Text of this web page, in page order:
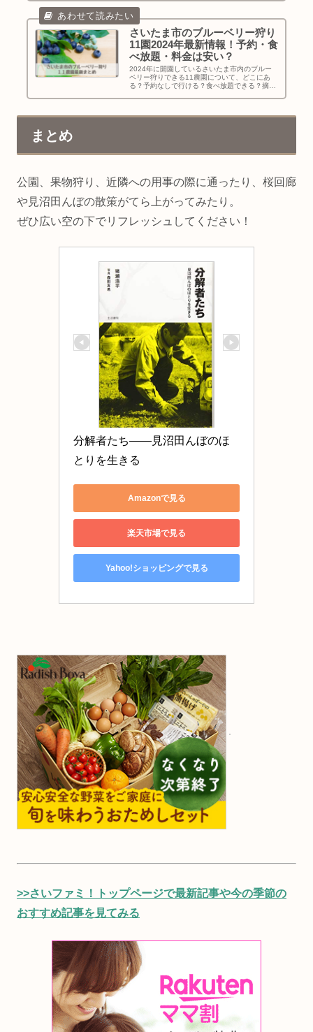
さいたま市のブルーベリー狩り
11園2024年最新情報！予約・食
べ放題・料金は安い？
2024年に開園しているさいたま市内のブルー
ベリー狩りできる11農園について、どこにあ
る？予約なしで行ける？食べ放題できる？摘み
まとめ
公園、果物狩り、近隣への用事の際に通ったり、桜回廊
や見沼田んぼの散策がてら上がってみたり。
ぜひ広い空の下でリフレッシュしてください！
分解者たち――見沼田んぼのほ
とりを生きる
Amazonで見る
楽天市場で見る
Yahoo!ショッピングで見る
>>さいファミ！トップページで最新記事や今の季節の
おすすめ記事を見てみる